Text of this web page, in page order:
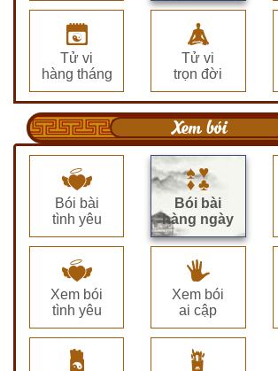
Tử vi
hàng tháng
Tử vi
trọn đời
Xem bói
Bói bài
tình yêu
Bói bài
hàng ngày
Xem bói
tình yêu
Xem bói
ai cập